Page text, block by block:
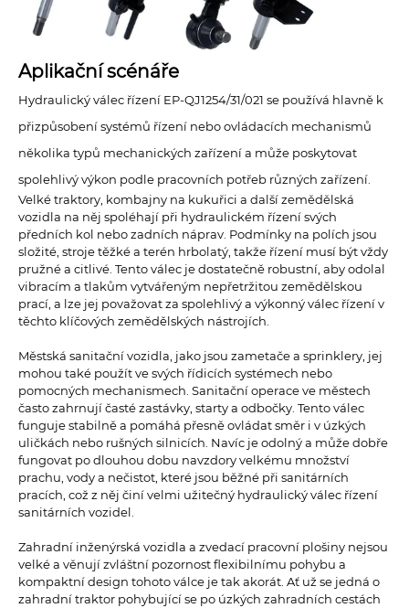
Aplikační scénáře
Hydraulický válec řízení EP-QJ1254/31/021 se používá hlavně k
přizpůsobení systémů řízení nebo ovládacích mechanismů
několika typů mechanických zařízení a může poskytovat
spolehlivý výkon podle pracovních potřeb různých zařízení.
Velké traktory, kombajny na kukuřici a další zemědělská
vozidla na něj spoléhají při hydraulickém řízení svých
předních kol nebo zadních náprav. Podmínky na polích jsou
složité, stroje těžké a terén hrbolatý, takže řízení musí být vždy
pružné a citlivé. Tento válec je dostatečně robustní, aby odolal
vibracím a tlakům vytvářeným nepřetržitou zemědělskou
prací, a lze jej považovat za spolehlivý a výkonný válec řízení v
těchto klíčových zemědělských nástrojích.
Městská sanitační vozidla, jako jsou zametače a sprinklery, jej
mohou také použít ve svých řídicích systémech nebo
pomocných mechanismech. Sanitační operace ve městech
často zahrnují časté zastávky, starty a odbočky. Tento válec
funguje stabilně a pomáhá přesně ovládat směr i v úzkých
uličkách nebo rušných silnicích. Navíc je odolný a může dobře
fungovat po dlouhou dobu navzdory velkému množství
prachu, vody a nečistot, které jsou běžné při sanitárních
pracích, což z něj činí velmi užitečný hydraulický válec řízení
sanitárních vozidel.
Zahradní inženýrská vozidla a zvedací pracovní plošiny nejsou
velké a věnují zvláštní pozornost flexibilnímu pohybu a
kompaktní design tohoto válce je tak akorát. Ať už se jedná o
zahradní traktor pohybující se po úzkých zahradních cestách